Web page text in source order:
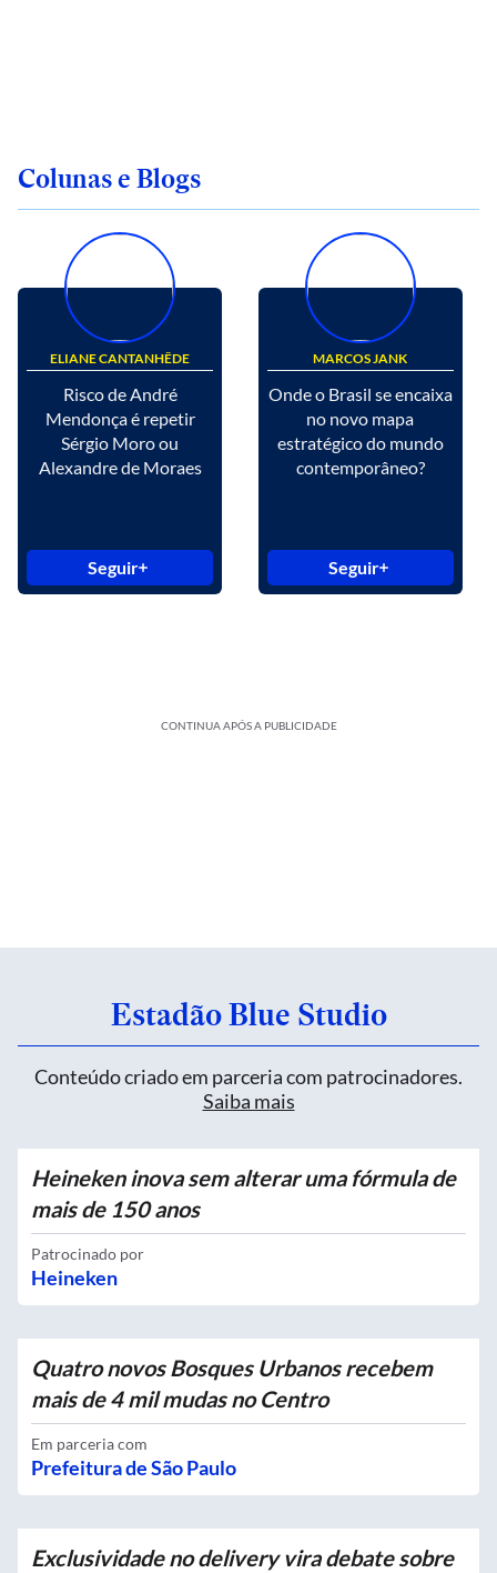
Colunas e Blogs
ELIANE CANTANHÊDE
Risco de André
Mendonça é repetir
Sérgio Moro ou
Alexandre de Moraes
Seguir
MARCOS JANK
Onde o Brasil se encaixa
no novo mapa
estratégico do mundo
contemporâneo?
Seguir
CONTINUA APÓS A PUBLICIDADE
Estadão Blue Studio
Conteúdo criado em parceria com patrocinadores.
Saiba mais
Heineken inova sem alterar uma fórmula de
mais de 150 anos
Patrocinado por
Heineken
Quatro novos Bosques Urbanos recebem
mais de 4 mil mudas no Centro
Em parceria com
Prefeitura de São Paulo
Exclusividade no delivery vira debate sobre